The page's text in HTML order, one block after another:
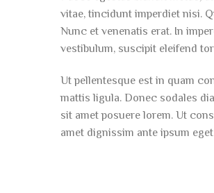
vitae, tincidunt imperdiet nisi.
Nunc et venenatis erat. In
vestibulum, suscipit eleifend
Ut pellentesque est in quam
mattis ligula. Donec sodales
sit amet posuere lorem. Ut
amet dignissim ante ipsum